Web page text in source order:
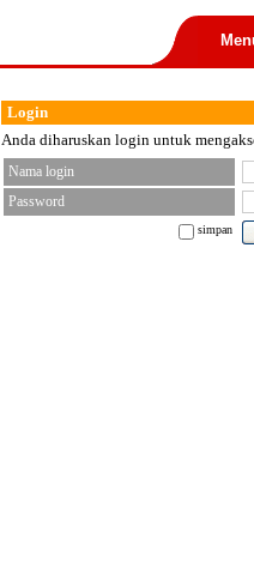
Login
Anda diharuskan login untuk
Nama login
Password
simpan